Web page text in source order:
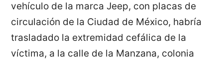
vehículo de la marca Jeep, con placas de
circulación de la Ciudad de México, habría
trasladado la extremidad cefálica de la
víctima, a la calle de la Manzana, colonia